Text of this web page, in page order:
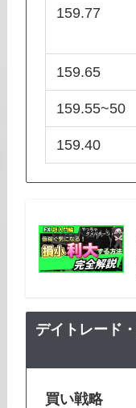
159.77
159.65
159.55~50
159.40
デイトレード
買い戦略